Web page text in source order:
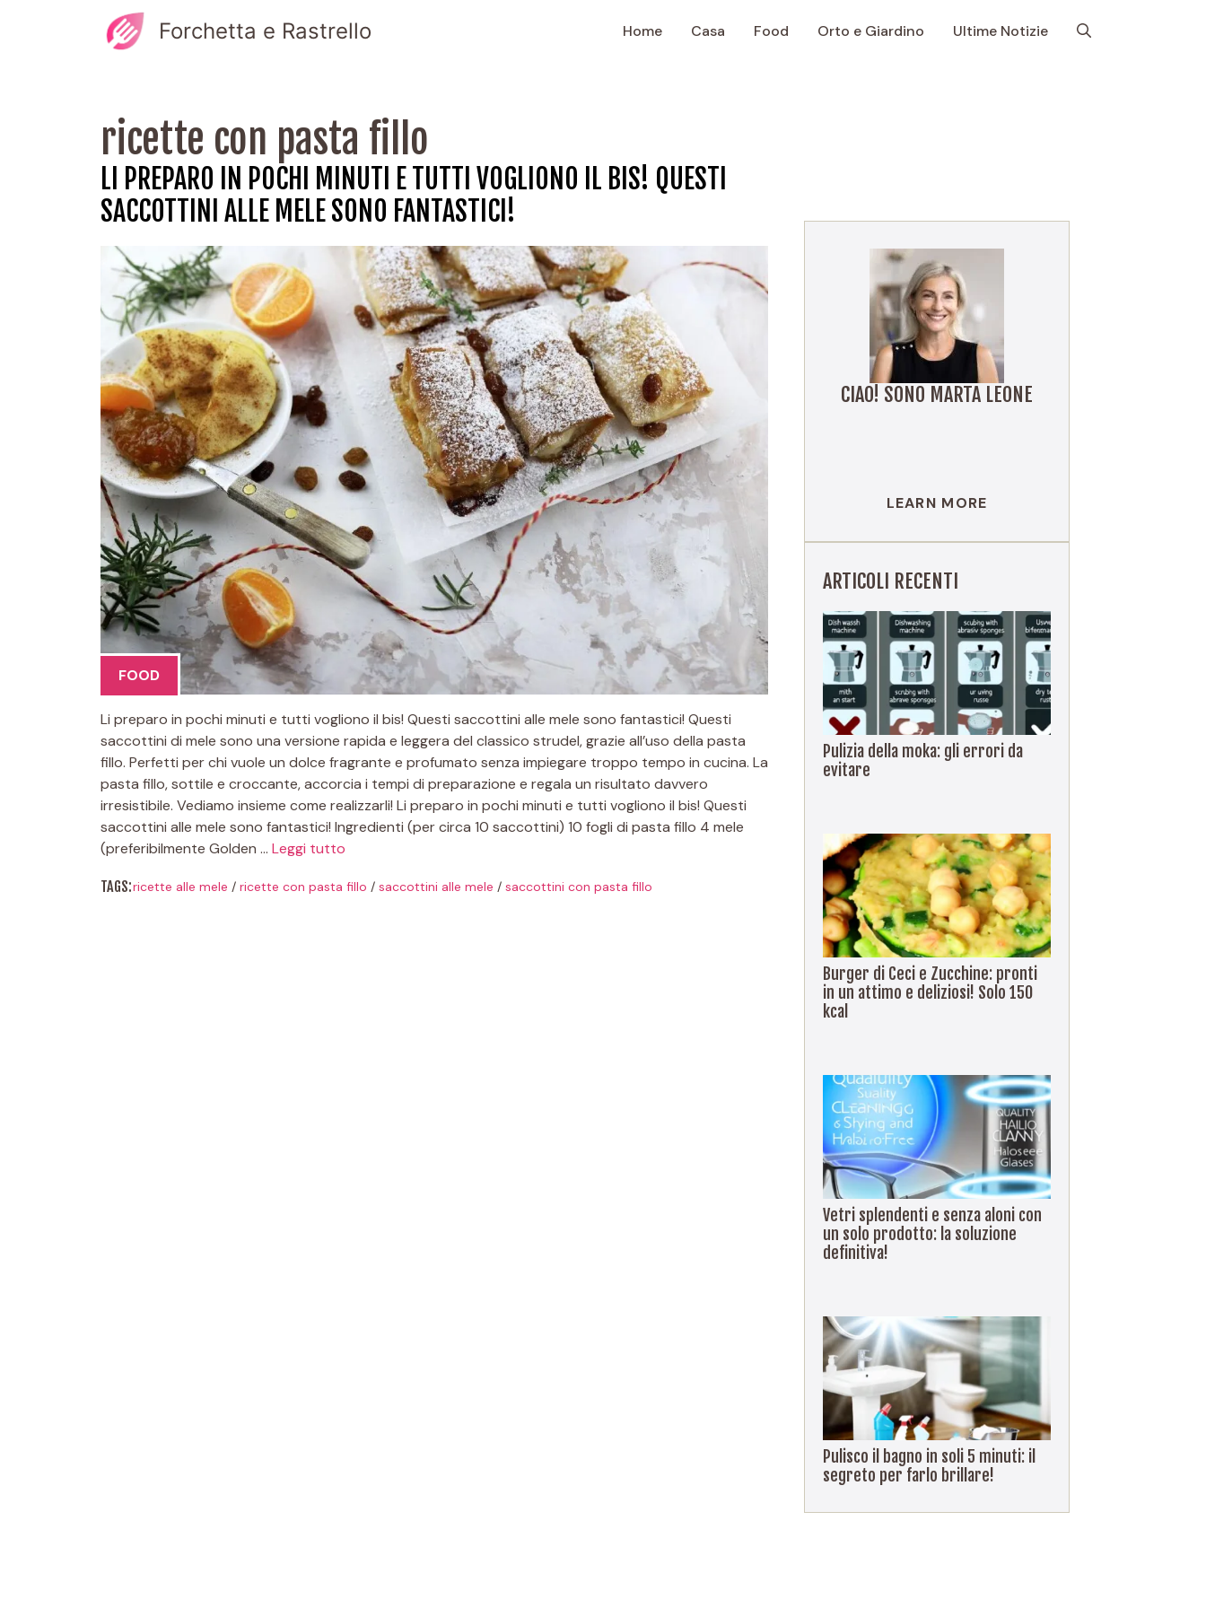
Forchetta e Rastrello Home Casa Food Orto e Giardino Ultime Notizie
ricette con pasta fillo
LI PREPARO IN POCHI MINUTI E TUTTI VOGLIONO IL BIS! QUESTI
SACCOTTINI ALLE MELE SONO FANTASTICI!
FOOD
Li preparo in pochi minuti e tutti vogliono il bis! Questi saccottini alle mele sono fantastici! Questi
saccottini di mele sono una versione rapida e leggera del classico strudel, grazie all’uso della pasta
fillo. Perfetti per chi vuole un dolce fragrante e profumato senza impiegare troppo tempo in cucina. La
pasta fillo, sottile e croccante, accorcia i tempi di preparazione e regala un risultato davvero
irresistibile. Vediamo insieme come realizzarli! Li preparo in pochi minuti e tutti vogliono il bis! Questi
saccottini alle mele sono fantastici! Ingredienti (per circa 10 saccottini) 10 fogli di pasta fillo 4 mele
(preferibilmente Golden … Leggi tutto
TAGS:ricette alle mele / ricette con pasta fillo / saccottini alle mele / saccottini con pasta fillo
CIAO! SONO MARTA LEONE
LEARN MORE
ARTICOLI RECENTI
Pulizia della moka: gli errori da
evitare
Burger di Ceci e Zucchine: pronti
in un attimo e deliziosi! Solo 150
kcal
Vetri splendenti e senza aloni con
un solo prodotto: la soluzione
definitiva!
Pulisco il bagno in soli 5 minuti: il
segreto per farlo brillare!